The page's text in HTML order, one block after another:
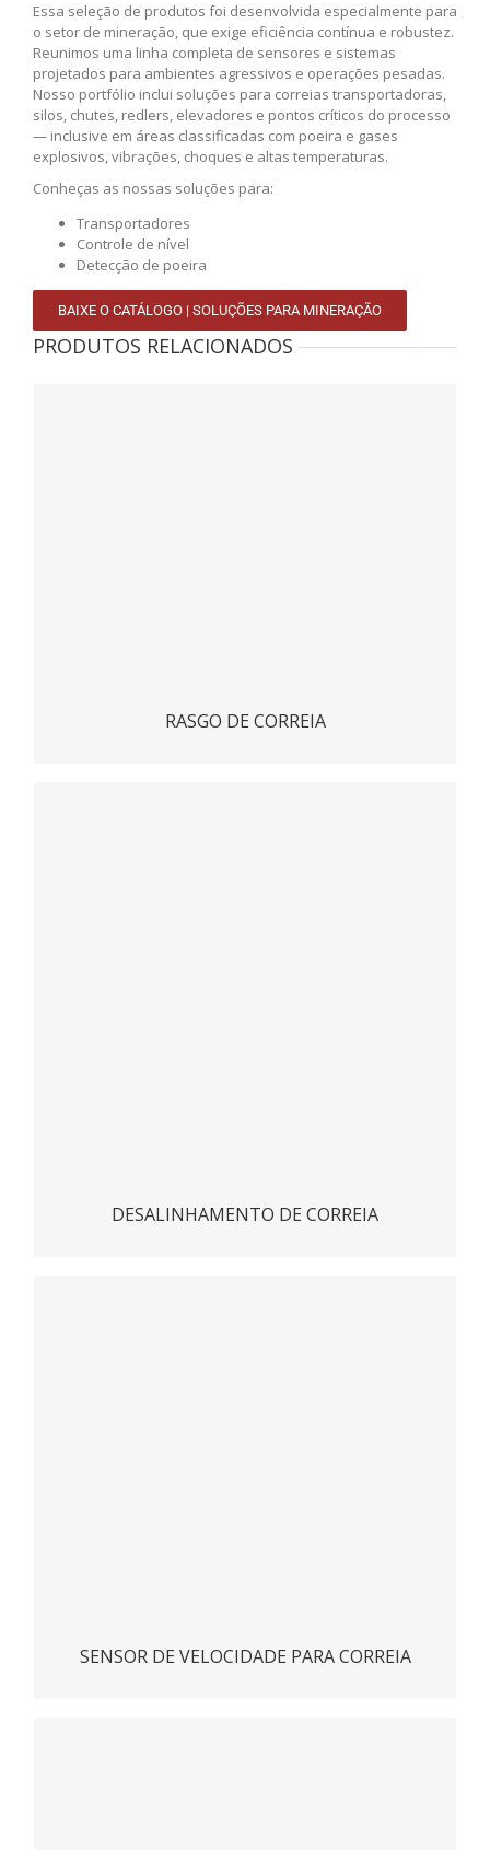
Essa seleção de produtos foi desenvolvida especialmente para
o setor de mineração, que exige eficiência contínua e robustez.
Reunimos uma linha completa de sensores e sistemas
projetados para ambientes agressivos e operações pesadas.
Nosso portfólio inclui soluções para correias transportadoras,
silos, chutes, redlers, elevadores e pontos críticos do processo
— inclusive em áreas classificadas com poeira e gases
explosivos, vibrações, choques e altas temperaturas.
Conheças as nossas soluções para:
Transportadores
Controle de nível
Detecção de poeira
BAIXE O CATÁLOGO | SOLUÇÕES PARA MINERAÇÃO
PRODUTOS RELACIONADOS
RASGO DE CORREIA
DESALINHAMENTO DE CORREIA
SENSOR DE VELOCIDADE PARA CORREIA